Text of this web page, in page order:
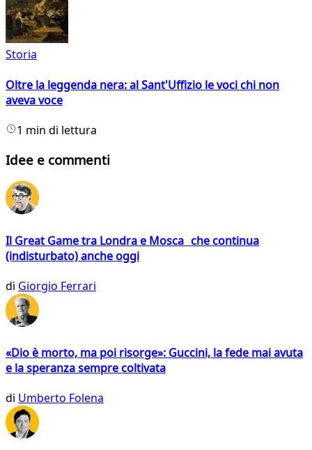
Storia
Oltre la leggenda nera: al Sant'Uffizio le voci chi non
aveva voce
1 min di lettura
Idee e commenti
Il Great Game tra Londra e Mosca che continua
(indisturbato) anche oggi
di Giorgio Ferrari
«Dio è morto, ma poi risorge»: Guccini, la fede mai avuta
e la speranza sempre coltivata
di Umberto Folena